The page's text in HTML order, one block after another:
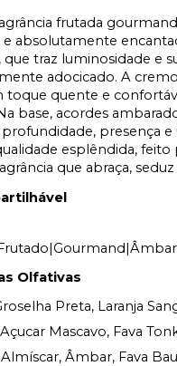
frutada
absolutamente
traz luminosidade e
adocicado. A
quente e
base, acordes
presença
esplêndida,
que abraça,
Olfativas
Preta, Laranja
Açucar Mascavo, Fava
Almíscar, Âmbar, Fava